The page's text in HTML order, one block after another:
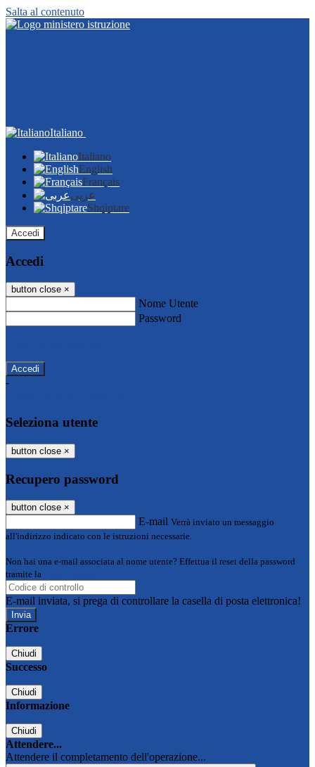
Salta al contenuto
Italiano
Italiano
English
Français
عربى
Shqiptare
Accedi
Accedi
button close ×
Nome Utente
Password
-
Seleziona utente
button close ×
Recupero password
button close ×
E-mail Verrà inviato un messaggio
all'indirizzo indicato con le istruzioni necessarie.
Non hai una e-mail associata al nome utente? Effettua il reset della password
tramite la
E-mail inviata, si prega di controllare la casella di posta elettronica!
Errore
Chiudi
Successo
Chiudi
Informazione
Chiudi
Attendere...
Attendere il completamento dell'operazione...